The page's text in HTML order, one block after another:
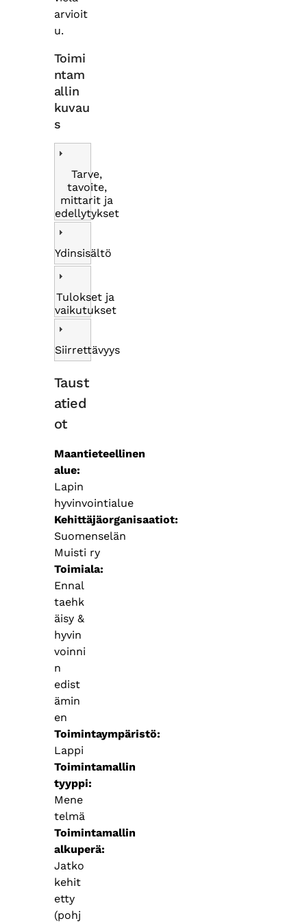
arvioit
u.
Toimi
ntam
allin
kuvau
s
Tarve,
tavoite,
mittarit ja
edellytykset
Ydinsisältö
Tulokset ja
vaikutukset
Siirrettävyys
Taust
atied
ot
Maantieteellinen
alue
Lapin
hyvinvointialue
Kehittäjäorganisaatiot
Suomenselän
Muisti ry
Toimiala
Ennal
taehk
äisy &
hyvin
voinni
n
edist
ämin
en
Toimintaympäristö
Lappi
Toimintamallin
tyyppi
Mene
telmä
Toimintamallin
alkuperä
Jatko
kehit
etty
(pohj